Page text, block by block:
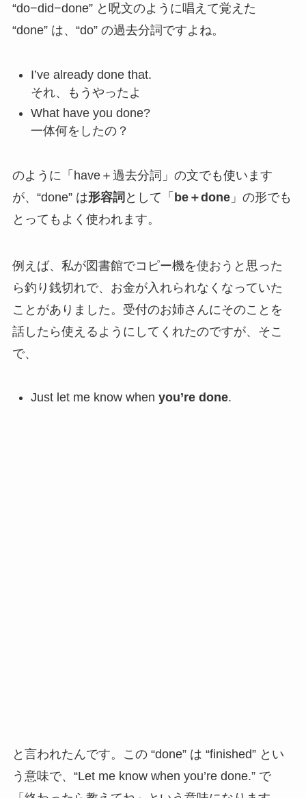
“do−did−done” と呪文のように唱えて覚えた
“done” は、“do” の過去分詞ですよね。
I’ve already done that.
それ、もうやったよ
What have you done?
一体何をしたの？
のように「have＋過去分詞」の文でも使います
が、“done” は形容詞 として「 be＋done」の形でも
とってもよく使われます。
例えば、私が図書館でコピー機を使おうと思った
ら釣り銭切れで、お金が入れられなくなっていた
ことがありました。受付のお姉さんにそのことを
話したら使えるようにしてくれたのですが、そこ
で、
Just let me know when you’re done.
と言われたんです。この “done” は “finished” とい
う意味で、“Let me know when you’re done.” で